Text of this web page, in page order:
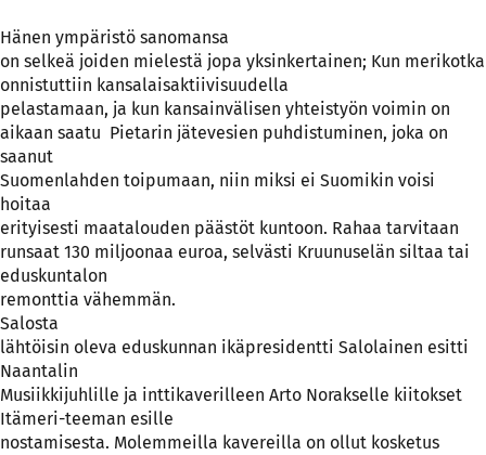
Hänen ympäristö sanomansa
on selkeä joiden mielestä jopa yksinkertainen; Kun merikotka
onnistuttiin kansalaisaktiivisuudella
pelastamaan, ja kun kansainvälisen yhteistyön voimin on
aikaan saatu Pietarin jätevesien puhdistuminen, joka on
saanut
Suomenlahden toipumaan, niin miksi ei Suomikin voisi
hoitaa
erityisesti maatalouden päästöt kuntoon. Rahaa tarvitaan
runsaat 130 miljoonaa euroa, selvästi Kruunuselän siltaa tai
eduskuntalon
remonttia vähemmän.
Salosta
lähtöisin oleva eduskunnan ikäpresidentti Salolainen esitti
Naantalin
Musiikkijuhlille ja inttikaverilleen Arto Norakselle kiitokset
Itämeri-teeman esille
nostamisesta. Molemmeilla kavereilla on ollut kosketus